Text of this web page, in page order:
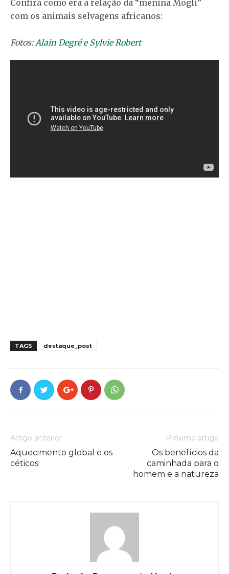
Confira como era a relação da “menina Mogli”
com os animais selvagens africanos:
Fotos: Alain Degré e Sylvie Robert
TAGS destaque_post
Artigo anterior
Aquecimento global e os
céticos
Próximo artigo
Os benefícios da
caminhada para o
homem e a natureza